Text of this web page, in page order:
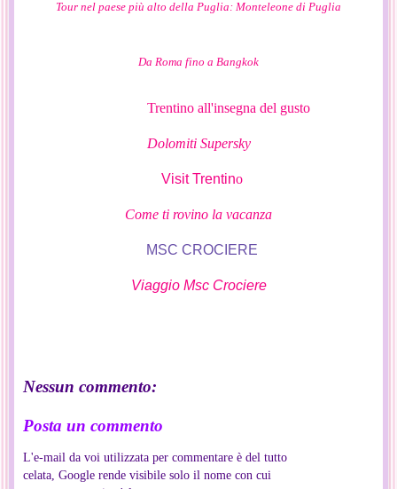
Tour nel paese più alto della Puglia: Monteleone di Puglia
Da Roma fino a Bangkok
Trentino all'insegna del gusto
Dolomiti Supersky
Visit Trentino
Come ti rovino la vacanza
MSC CROCIERE
Viaggio Msc Crociere
Nessun commento:
Posta un commento
L'e-mail da voi utilizzata per commentare è del tutto
celata, Google rende visibile solo il nome con cui